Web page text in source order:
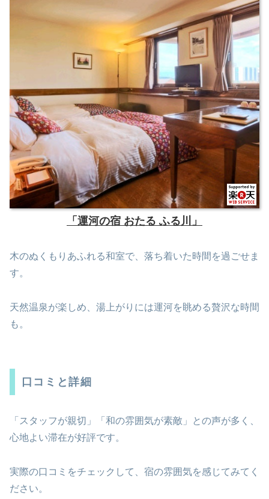
「運河の宿 おたる ふる川」
木のぬくもりあふれる和室で、落ち着いた時間を過ごせま
す。
天然温泉が楽しめ、湯上がりには運河を眺める贅沢な時間
も。
口コミと詳細
「スタッフが親切」「和の雰囲気が素敵」との声が多く、
心地よい滞在が好評です。
実際の口コミをチェックして、宿の雰囲気を感じてみてく
ださい。